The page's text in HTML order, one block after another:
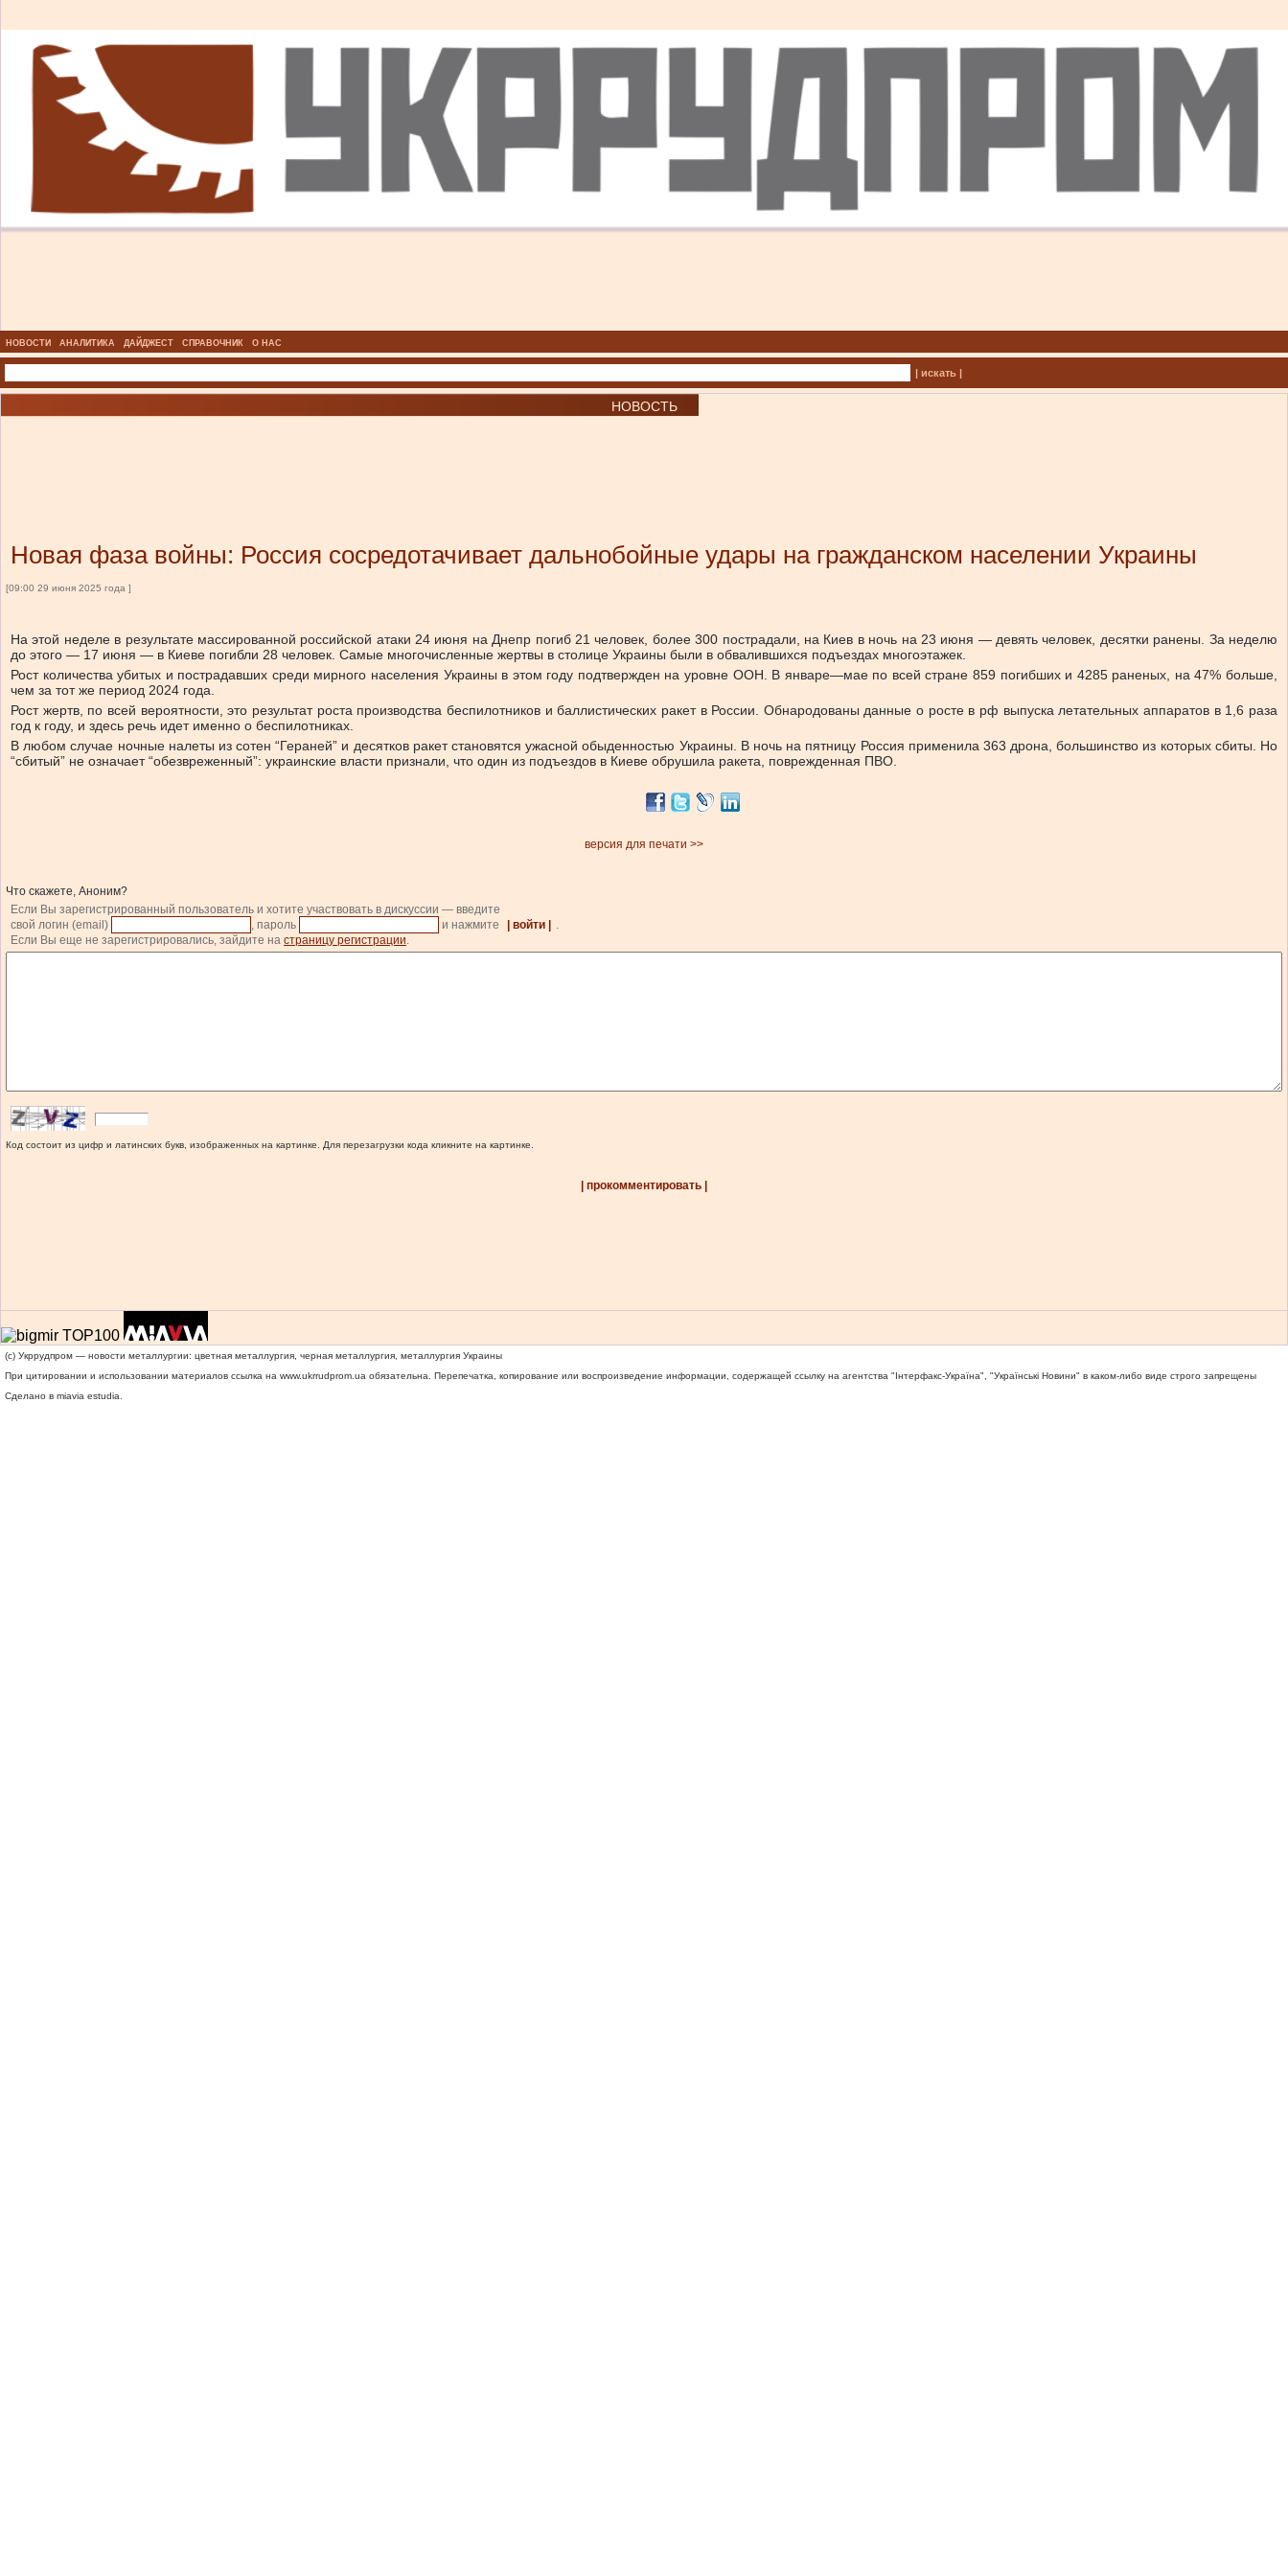
НОВОСТИ АНАЛИТИКА ДАЙДЖЕСТ СПРАВОЧНИК О НАС
| искать |
НОВОСТЬ
Новая фаза войны: Россия сосредотачивает дальнобойные удары на гражданском населении Украины
[09:00 29 июня 2025 года ]
На этой неделе в результате массированной российской атаки 24 июня на Днепр погиб 21 человек, более 300 пострадали, на Киев в ночь на 23 июня — девять человек, десятки ранены. За неделю
до этого — 17 июня — в Киеве погибли 28 человек. Самые многочисленные жертвы в столице Украины были в обвалившихся подъездах многоэтажек.
Рост количества убитых и пострадавших среди мирного населения Украины в этом году подтвержден на уровне ООН. В январе—мае по всей стране 859 погибших и 4285 раненых, на 47% больше,
чем за тот же период 2024 года.
Рост жертв, по всей вероятности, это результат роста производства беспилотников и баллистических ракет в России. Обнародованы данные о росте в рф выпуска летательных аппаратов в 1,6 раза
год к году, и здесь речь идет именно о беспилотниках.
В любом случае ночные налеты из сотен “Гераней” и десятков ракет становятся ужасной обыденностью Украины. В ночь на пятницу Россия применила 363 дрона, большинство из которых сбиты. Но
“сбитый” не означает “обезвреженный”: украинские власти признали, что один из подъездов в Киеве обрушила ракета, поврежденная ПВО.
версия для печати >>
Что скажете, Аноним?
Если Вы зарегистрированный пользователь и хотите участвовать в дискуссии — введите
свой логин (email)
, пароль и нажмите | войти |
.
Если Вы еще не зарегистрировались, зайдите на страницу регистрации.
Код состоит из цифр и латинских букв, изображенных на картинке. Для перезагрузки кода кликните на картинке.
| прокомментировать |
(c) Укррудпром — новости металлургии: цветная металлургия, черная металлургия, металлургия Украины
При цитировании и использовании материалов ссылка на www.ukrrudprom.ua обязательна. Перепечатка, копирование или воспроизведение информации, содержащей ссылку на агентства "Iнтерфакс-Україна", "Українськi Новини" в каком-либо виде строго запрещены
Сделано в miavia estudia.